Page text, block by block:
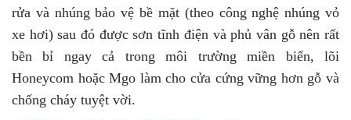
rửa và nhúng bảo vệ bề mặt (theo công nghệ nhúng vỏ
xe hơi) sau đó được sơn tĩnh điện và phủ vân gỗ nên rất
bền bỉ ngay cả trong môi trường miền biển, lõi
Honeycom hoặc Mgo làm cho cửa cứng vững hơn gỗ và
chống cháy tuyệt vời.